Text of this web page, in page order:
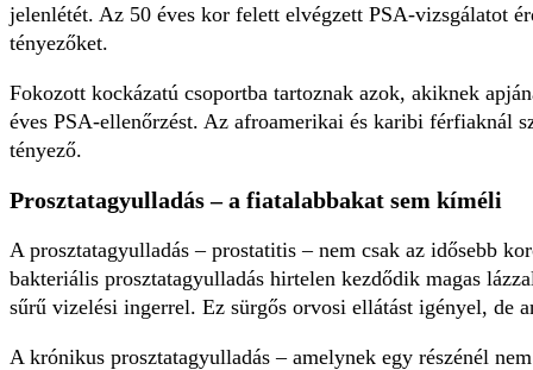
jelenlétét. Az 50 éves kor felett elvégzett PSA-vizsgálatot
tényezőket.
Fokozott kockázatú csoportba tartoznak azok, akiknek
éves PSA-ellenőrzést. Az afroamerikai és karibi férfiaknál
tényező.
Prosztatagyulladás – a fiatalabbakat sem kíméli
A prosztatagyulladás – prostatitis – nem csak az idősebb
bakteriális prosztatagyulladás hirtelen kezdődik magas
sűrű vizelési ingerrel. Ez sürgős orvosi ellátást igényel, de
A krónikus prosztatagyulladás – amelynek egy részénél